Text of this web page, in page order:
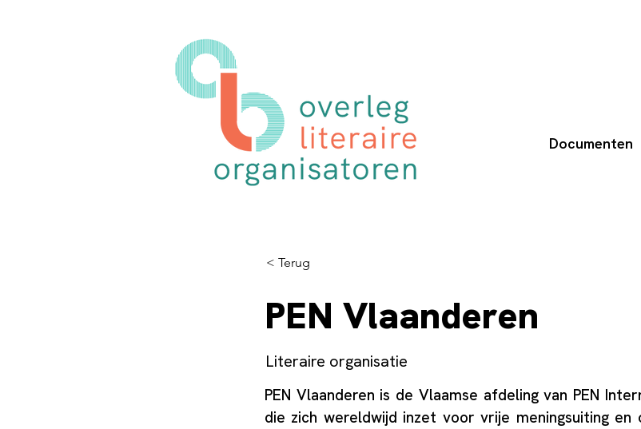
Documenten
< Terug
PEN Vlaanderen
Literaire organisatie
PEN Vlaanderen is de Vlaamse afdeling van PEN
die zich wereldwijd inzet voor vrije meningsuiting